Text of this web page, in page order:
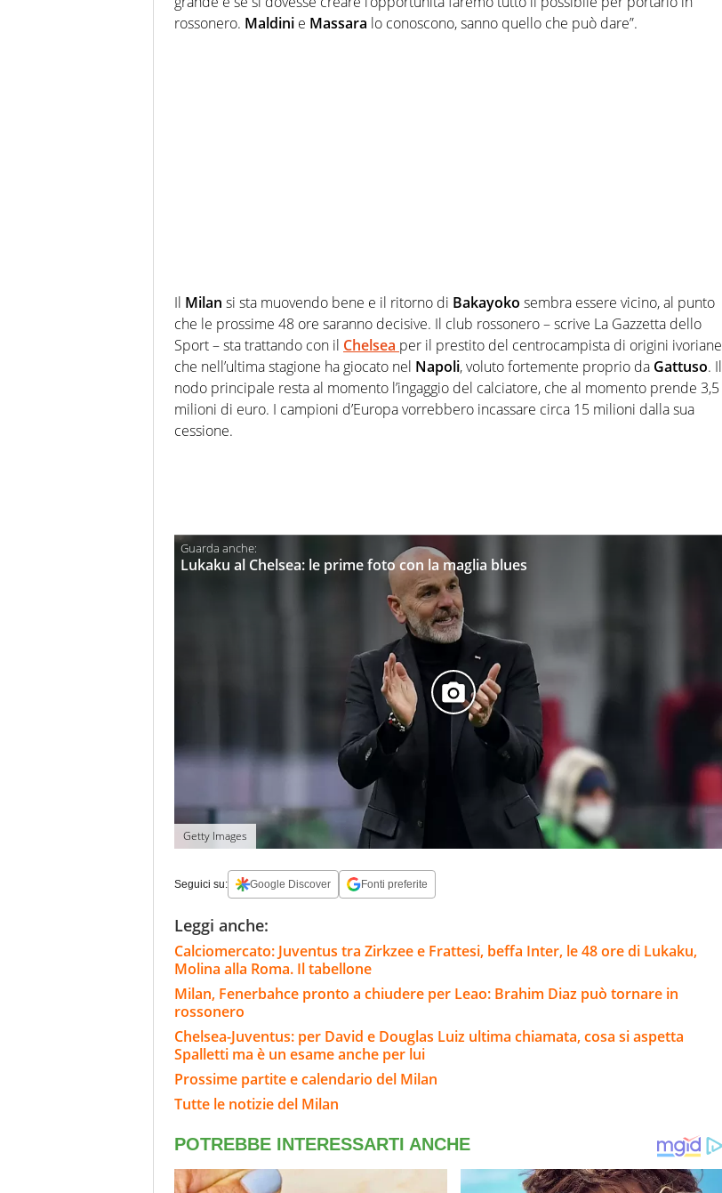
rossonero. Maldini e Massara lo conoscono, sanno quello che può dare”.
Il Milan si sta muovendo bene e il ritorno di Bakayoko sembra essere vicino, al punto
che le prossime 48 ore saranno decisive. Il club rossonero – scrive La Gazzetta dello
Sport – sta trattando con il Chelsea per il prestito del centrocampista di origini ivoriane
che nell’ultima stagione ha giocato nel Napoli, voluto fortemente proprio da Gattuso. Il
nodo principale resta al momento l’ingaggio del calciatore, che al momento prende 3,5
milioni di euro. I campioni d’Europa vorrebbero incassare circa 15 milioni dalla sua
cessione.
Lukaku al Chelsea: le prime foto con la maglia blues
Getty Images
Seguici su: Google Discover Fonti preferite
Leggi anche:
Calciomercato: Juventus tra Zirkzee e Frattesi, beffa Inter, le 48 ore di Lukaku,
Molina alla Roma. Il tabellone
Milan, Fenerbahce pronto a chiudere per Leao: Brahim Diaz può tornare in
rossonero
Chelsea-Juventus: per David e Douglas Luiz ultima chiamata, cosa si aspetta
Spalletti ma è un esame anche per lui
Prossime partite e calendario del Milan
Tutte le notizie del Milan